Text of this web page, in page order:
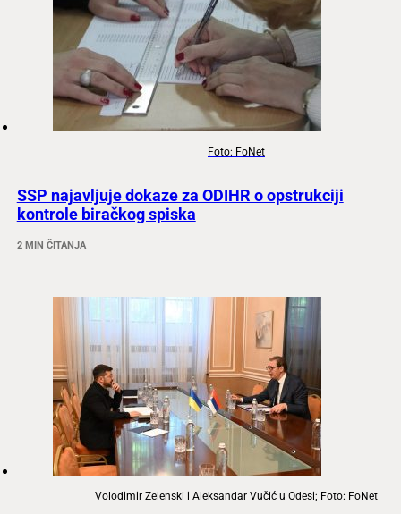
Foto: FoNet
SSP najavljuje dokaze za ODIHR o opstrukciji
kontrole biračkog spiska
2 MIN ČITANJA
Volodimir Zelenski i Aleksandar Vučić u Odesi; Foto: FoNet